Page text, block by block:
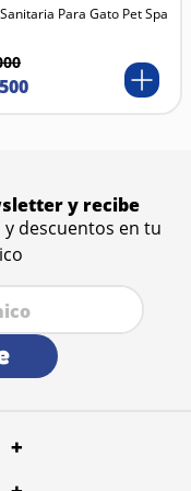
Para Gato Pet Spa
500
y recibe
descuentos en tu
+